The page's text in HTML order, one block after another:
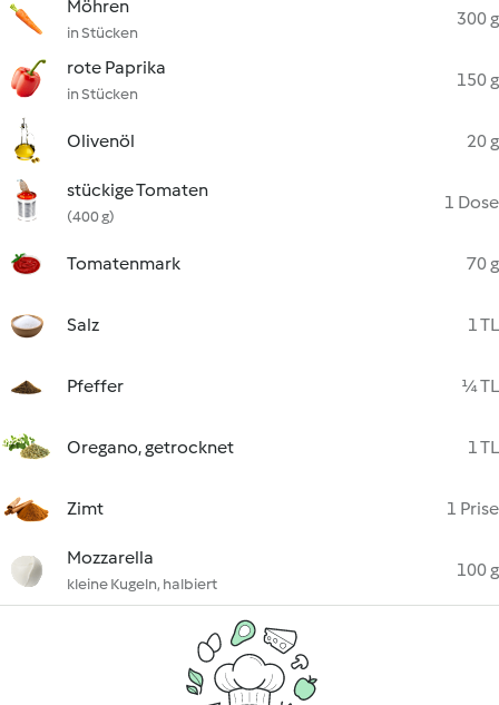
Möhren
in Stücken
300 g
rote Paprika
in Stücken
150 g
Olivenöl 20 g
stückige Tomaten
(400 g)
1 Dose
Tomatenmark 70 g
Salz 1 TL
Pfeffer ¼ TL
Oregano, getrocknet 1 TL
Zimt 1 Prise
Mozzarella
kleine Kugeln, halbiert
100 g